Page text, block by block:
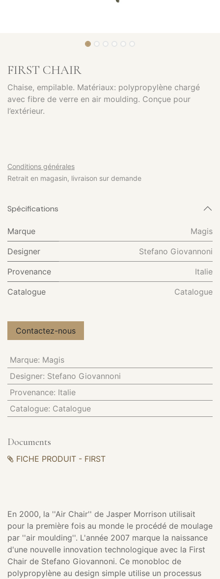
FIRST CHAIR
Chaise, empilable. Matériaux: polypropylène chargé
avec fibre de verre en air moulding. Conçue pour
l’extérieur.
Conditions générales
Retrait en magasin, livraison sur demande
Spécifications
Marque Magis
Designer Stefano Giovannoni
Provenance Italie
Catalogue Catalogue
Contactez-nous
Marque: Magis
Designer: Stefano Giovannoni
Provenance: Italie
Catalogue: Catalogue
Documents
FICHE PRODUIT - FIRST
En 2000, la ''Air Chair'' de Jasper Morrison utilisait
pour la première fois au monde le procédé de moulage
par ''air moulding''. L'année 2007 marque la naissance
d'une nouvelle innovation technologique avec la First
Chair de Stefano Giovannoni. Ce monobloc de
polypropylène au design simple utilise un processus